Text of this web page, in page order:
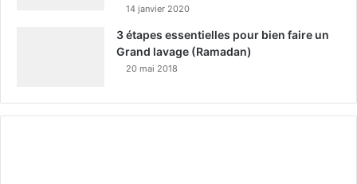
14 janvier 2020
3 étapes essentielles pour bien faire un
Grand lavage (Ramadan)
20 mai 2018